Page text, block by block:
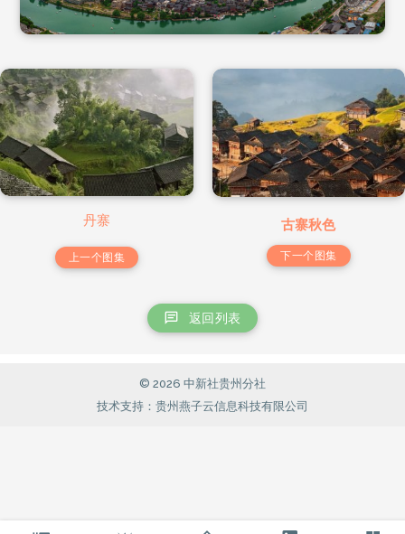
丹寨
上一个图集
古寨秋色
下一个图集
返回列表
© 2026 中新社贵州分社
技术支持：贵州燕子云信息科技有限公司